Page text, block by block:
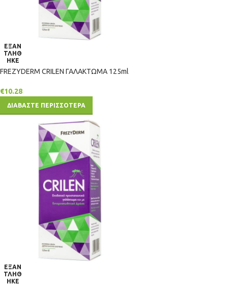
ΕΞΑΝ
ΤΛΗΘ
ΗΚΕ
FREZYDERM CRILEN ΓΑΛΑΚΤΩΜΑ 125ml
€10.28
ΔΙΑΒΑΣΤΕ ΠΕΡΙΣΣΟΤΕΡΑ
ΕΞΑΝ
ΤΛΗΘ
ΗΚΕ